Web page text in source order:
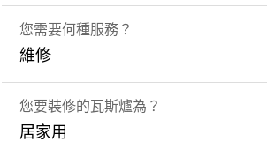
您需要何種服務？
維修
您要裝修的瓦斯爐為？
居家用